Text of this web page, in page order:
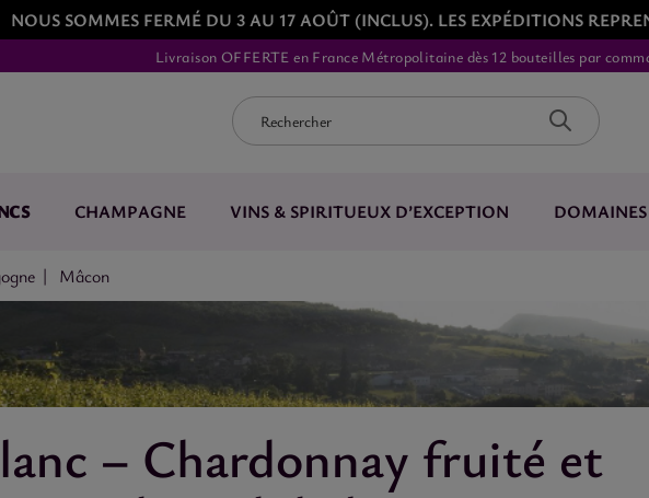
NOUS SOMMES FERMÉ DU 3 AU 17 AOÛT (INCLUS). LES EXPÉDITIONS
Livraison OFFERTE en France Métropolitaine dès 12 bouteilles par
CHAMPAGNE VINS & SPIRITUEUX D’EXCEPTION DOMAINES
Mâcon
– Chardonnay fruité et